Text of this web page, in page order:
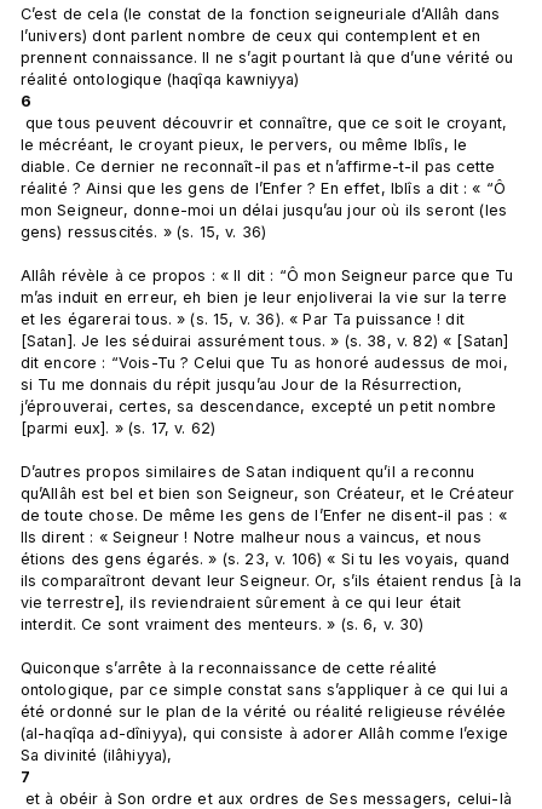
C’est de cela (le constat de la fonction seigneuriale d’Allâh dans
l’univers) dont parlent nombre de ceux qui contemplent et en
prennent connaissance. Il ne s’agit pourtant là que d’une vérité ou
réalité ontologique (haqîqa kawniyya)
6
le mécréant, le croyant pieux, le pervers, ou même Iblîs, le
diable. Ce dernier ne reconnaît-il pas et n’affirme-t-il pas cette
réalité ? Ainsi que les gens de l’Enfer ? En effet, Iblîs a dit : « “Ô
mon Seigneur, donne-moi un délai jusqu’au jour où ils seront (les
gens) ressuscités. » (s. 15, v. 36)
Allâh révèle à ce propos : « Il dit : “Ô mon Seigneur parce que Tu
m’as induit en erreur, eh bien je leur enjoliverai la vie sur la terre
et les égarerai tous. » (s. 15, v. 36). « Par Ta puissance ! dit
[Satan]. Je les séduirai assurément tous. » (s. 38, v. 82) « [Satan]
dit encore : “Vois-Tu ? Celui que Tu as honoré audessus de moi,
si Tu me donnais du répit jusqu’au Jour de la Résurrection,
j’éprouverai, certes, sa descendance, excepté un petit nombre
[parmi eux]. » (s. 17, v. 62)
D’autres propos similaires de Satan indiquent qu’il a reconnu
qu’Allâh est bel et bien son Seigneur, son Créateur, et le Créateur
de toute chose. De même les gens de l’Enfer ne disent-il pas : «
Ils dirent : « Seigneur ! Notre malheur nous a vaincus, et nous
étions des gens égarés. » (s. 23, v. 106) « Si tu les voyais, quand
ils comparaîtront devant leur Seigneur. Or, s’ils étaient rendus [à la
vie terrestre], ils reviendraient sûrement à ce qui leur était
interdit. Ce sont vraiment des menteurs. » (s. 6, v. 30)
Quiconque s’arrête à la reconnaissance de cette réalité
ontologique, par ce simple constat sans s’appliquer à ce qui lui a
été ordonné sur le plan de la vérité ou réalité religieuse révélée
(al-haqîqa ad-dîniyya), qui consiste à adorer Allâh comme l’exige
Sa divinité (ilâhiyya),
7